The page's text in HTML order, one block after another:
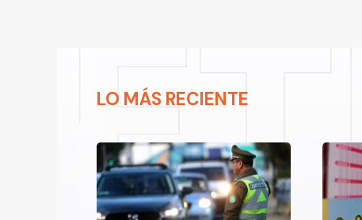
LO MÁS RECIENTE